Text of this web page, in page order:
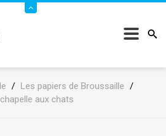
/ Les papiers de Broussaille /
aux chats